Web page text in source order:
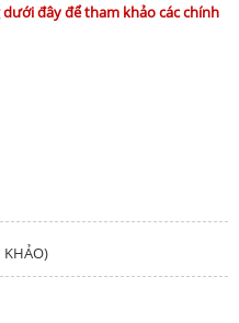
đây để tham khảo các chính
KHẢO)